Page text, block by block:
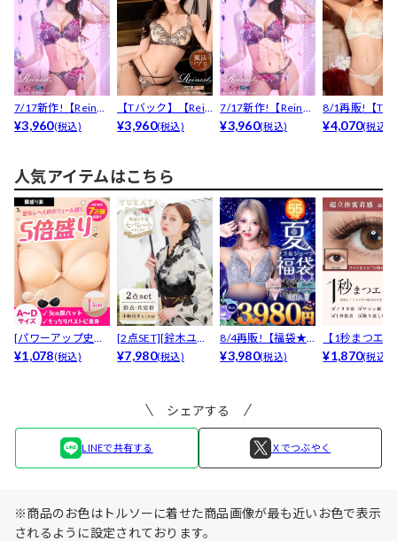
7/17新作!【Reines
t】ミステ...
¥3,960(税込)
【Tバック】【Rein
est】ビューテ...
¥3,960(税込)
7/17新作!【Reines
t】ミステ...
¥3,960(税込)
8/1再販!【Tバ
ク】【
¥4,070(税込)
人気アイテムはこちら
[パワーアップ史上
最強5倍盛りアップ
¥1,078(税込)
[2点SET][鈴木ユリ
ア(baby)...
¥7,980(税込)
8/4再販!【福袋★
ブラセット3点
¥3,980(税込)
【1秒まつエ
リュームタイ
¥1,870(税込)
シェアする
LINEで共有する Ｘでつぶやく
※商品のお色はトルソーに着せた商品画像が最も近いお色で表示
されるように設定されております。